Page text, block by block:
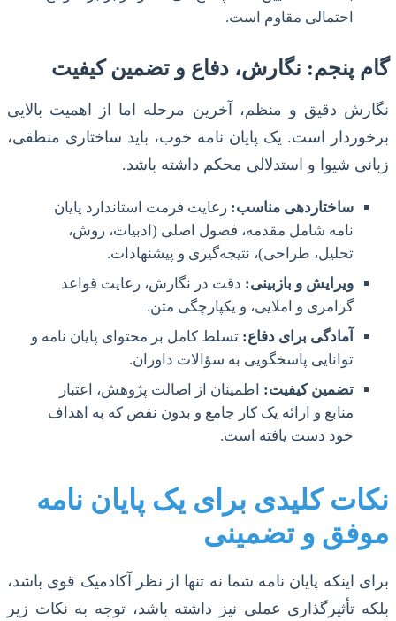
احتمالی مقاوم است.
گام پنجم: نگارش، دفاع و تضمین کیفیت
نگارش دقیق و منظم، آخرین مرحله اما از اهمیت بالایی
برخوردار است. یک پایان نامه خوب، باید ساختاری منطقی،
زبانی شیوا و استدلالی محکم داشته باشد.
ساختاردهی مناسب: رعایت فرمت استاندارد پایان
نامه شامل مقدمه، فصول اصلی (ادبیات، روش،
تحلیل، طراحی)، نتیجه‌گیری و پیشنهادات.
ویرایش و بازبینی: دقت در نگارش، رعایت قواعد
گرامری و املایی، و یکپارچگی متن.
آمادگی برای دفاع: تسلط کامل بر محتوای پایان نامه و
توانایی پاسخگویی به سؤالات داوران.
تضمین کیفیت: اطمینان از اصالت پژوهش، اعتبار
منابع و ارائه یک کار جامع و بدون نقص که به اهداف
خود دست یافته است.
نکات کلیدی برای یک پایان نامه
موفق و تضمینی
برای اینکه پایان نامه شما نه تنها از نظر آکادمیک قوی باشد،
بلکه تأثیرگذاری عملی نیز داشته باشد، توجه به نکات زیر